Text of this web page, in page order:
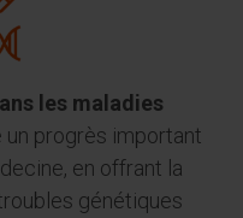
les maladies
un progrès important
en offrant la
génétiques